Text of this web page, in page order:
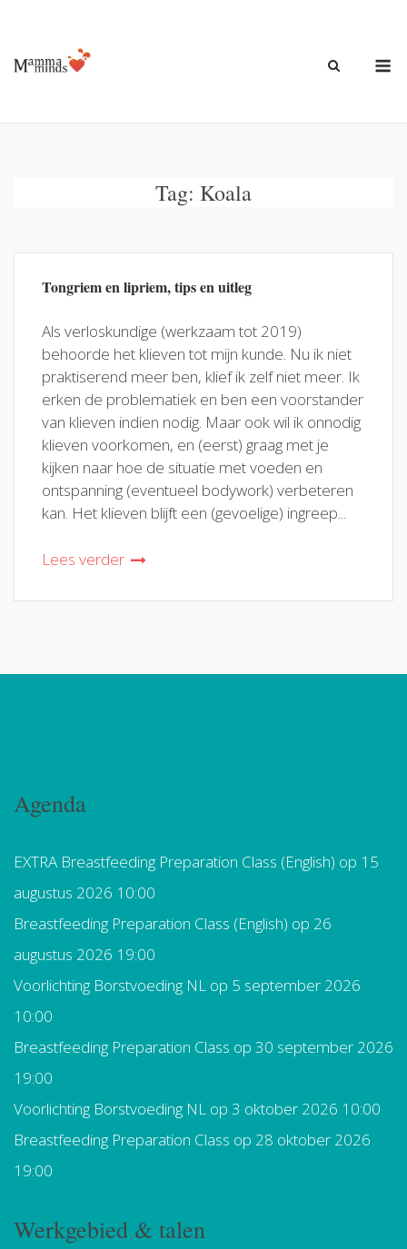
de
inhoud
Tag: Koala
Tongriem en lipriem, tips en uitleg
Als verloskundige (werkzaam tot 2019)
behoorde het klieven tot mijn kunde. Nu ik niet
praktiserend meer ben, klief ik zelf niet meer. Ik
erken de problematiek en ben een voorstander
van klieven indien nodig. Maar ook wil ik onnodig
klieven voorkomen, en (eerst) graag met je
kijken naar hoe de situatie met voeden en
ontspanning (eventueel bodywork) verbeteren
kan. Het klieven blijft een (gevoelige) ingreep...
Lees verder
Agenda
EXTRA Breastfeeding Preparation Class (English) op 15
augustus 2026 10:00
Breastfeeding Preparation Class (English) op 26
augustus 2026 19:00
Voorlichting Borstvoeding NL op 5 september 2026
10:00
Breastfeeding Preparation Class op 30 september 2026
19:00
Voorlichting Borstvoeding NL op 3 oktober 2026 10:00
Breastfeeding Preparation Class op 28 oktober 2026
19:00
Werkgebied & talen